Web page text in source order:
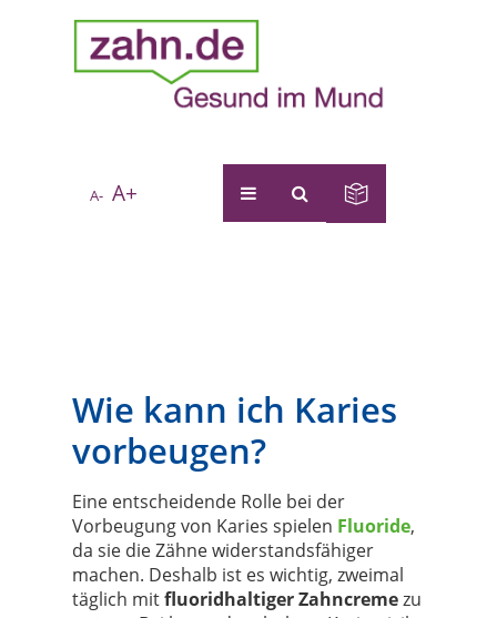
A- A+
Wie kann ich Karies
vorbeugen?
Eine entscheidende Rolle bei der
Vorbeugung von Karies spielen Fluoride,
da sie die Zähne widerstandsfähiger
machen. Deshalb ist es wichtig, zweimal
täglich mitfluoridhaltiger Zahncremezu